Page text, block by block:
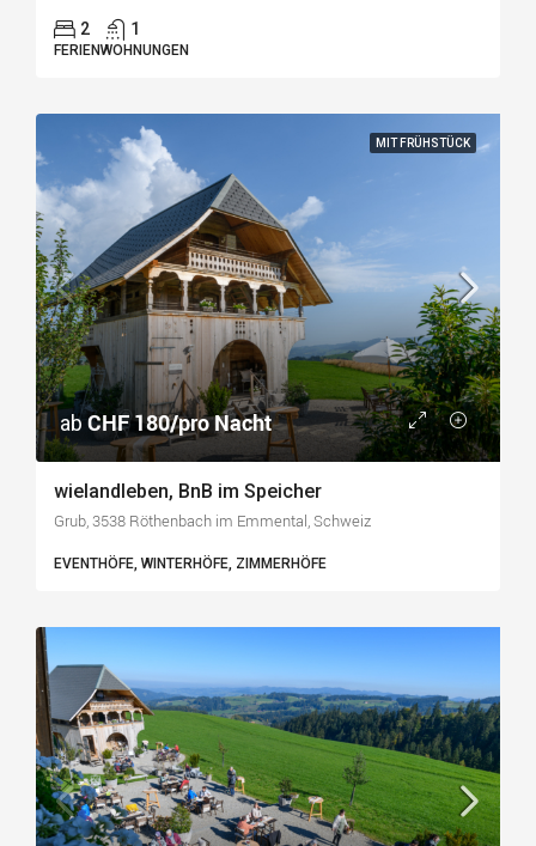
2 1
FERIENWOHNUNGEN
MIT FRÜHSTÜCK
ab CHF 180/pro Nacht
wielandleben, BnB im Speicher
Grub, 3538 Röthenbach im Emmental, Schweiz
EVENTHÖFE, WINTERHÖFE, ZIMMERHÖFE